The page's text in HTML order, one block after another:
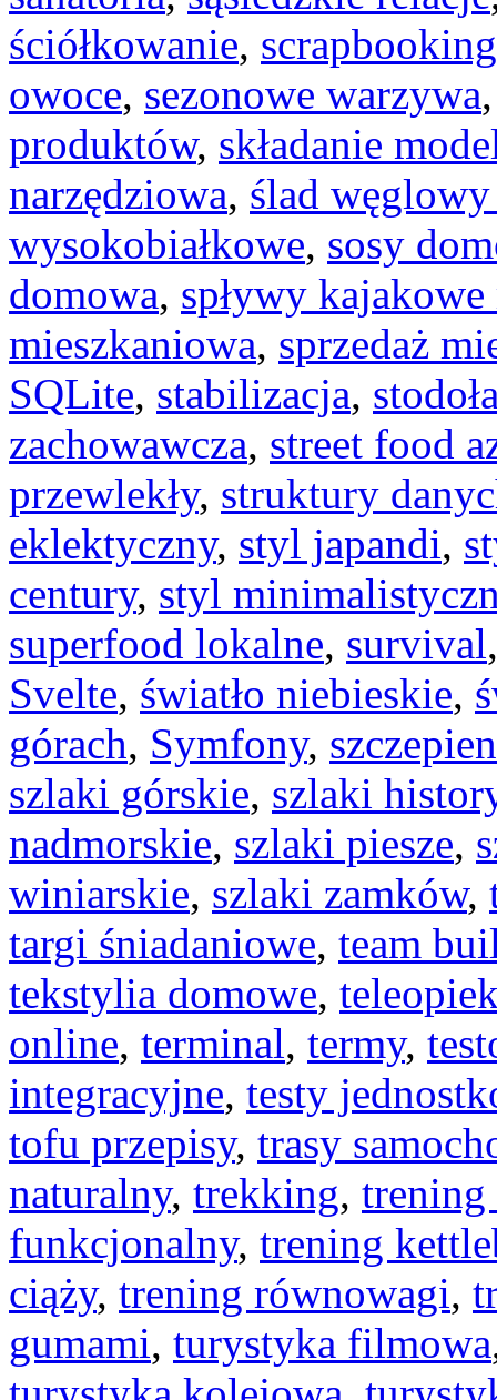
ściółkowanie, scrapbooking
owoce, sezonowe warzywa
produktów, składanie
narzędziowa, ślad
wysokobiałkowe, sosy
domowa, spływy
mieszkaniowa, sprzedaż
SQLite, stabilizacja,
zachowawcza, street food
przewlekły, struktury
eklektyczny, styl japandi,
century, styl
superfood lokalne, survival
Svelte, światło niebieskie,
górach, Symfony,
szlaki górskie, szlaki
nadmorskie, szlaki piesze,
winiarskie, szlaki zamków,
targi śniadaniowe, team
tekstylia domowe,
online, terminal, termy,
integracyjne, testy
tofu przepisy, trasy
naturalny, trekking, trening
funkcjonalny, trening
ciąży, trening równowagi,
gumami, turystyka filmowa